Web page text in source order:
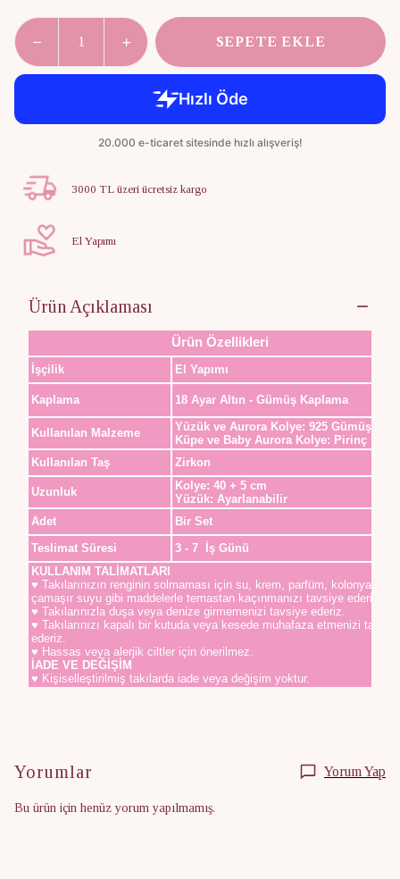
SEPETE EKLE
3000 TL üzeri ücretsiz kargo
El Yapımı
Ürün Açıklaması
Ürün Özellikleri
İşçilik El Yapımı
Kaplama 18 Ayar Altın - Gümüş Kaplama
Kullanılan Malzeme
Yüzük ve Aurora Kolye: 925 Gümüş
Küpe ve Baby Aurora Kolye: Pirinç
Kullanılan Taş
Zirkon
Uzunluk
Kolye: 40 + 5 cm
Yüzük: Ayarlanabilir
Adet
Bir Set
Teslimat Süresi
3 - 7 İş Günü
KULLANIM TALİMATLARI
♥ Takılarınızın renginin solmaması için su, krem, parfüm, kolonya,
çamaşır suyu gibi maddelerle temastan kaçınmanızı tavsiye ederiz.
♥ Takılarınızla duşa veya denize girmemenizi tavsiye ederiz.
♥ Takılarınızı kapalı bir kutuda veya kesede muhafaza etmenizi
ederiz.
♥ Hassas veya alerjik ciltler için önerilmez.
İADE VE DEĞİŞİM
♥ Kişiselleştirilmiş takılarda iade veya değişim yoktur.
Yorumlar Yorum Yap
Bu ürün için henüz yorum yapılmamış.